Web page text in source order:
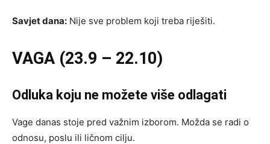
Savjet dana: Nije sve problem koji treba riješiti.
VAGA (23.9 – 22.10)
Odluka koju ne možete više odlagati
Vage danas stoje pred važnim izborom. Možda se radi o
odnosu, poslu ili ličnom cilju.